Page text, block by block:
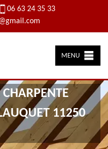
06 63 24 35 33
MENU
11250